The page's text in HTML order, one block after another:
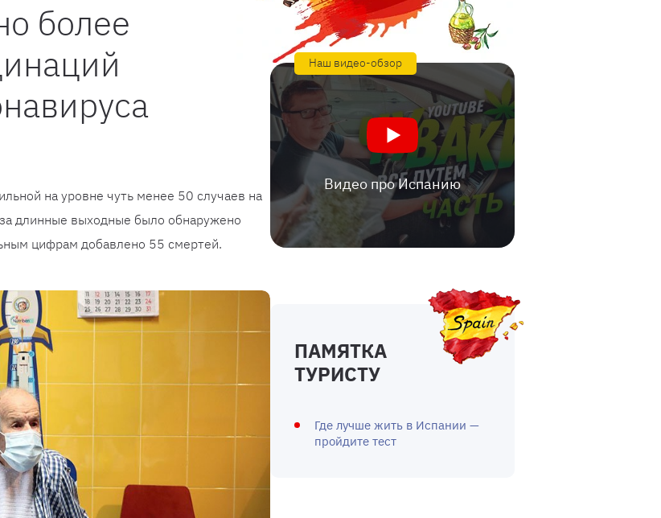
более
на уровне чуть менее 50 случаев на
длинные выходные было обнаружено
цифрам добавлено 55 смертей.
Наш видео-обзор
Видео про Испанию
ПАМЯТКА
ТУРИСТУ
Где лучше жить в Испании —
пройдите тест